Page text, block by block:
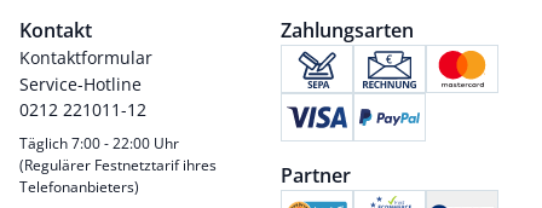
Kontakt
Kontaktformular
Service-Hotline
0212 221011-12
Täglich 7:00 - 22:00 Uhr
(Regulärer Festnetztarif ihres
Telefonanbieters)
Zahlungsarten
Partner